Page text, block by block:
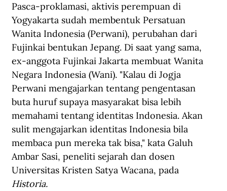
Pasca-proklamasi, aktivis perempuan di
Yogyakarta sudah membentuk Persatuan
Wanita Indonesia (Perwani), perubahan dari
Fujinkai bentukan Jepang. Di saat yang sama,
ex-anggota Fujinkai Jakarta membuat Wanita
Negara Indonesia (Wani). "Kalau di Jogja
Perwani mengajarkan tentang pengentasan
buta huruf supaya masyarakat bisa lebih
memahami tentang identitas Indonesia. Akan
sulit mengajarkan identitas Indonesia bila
membaca pun mereka tak bisa," kata Galuh
Ambar Sasi, peneliti sejarah dan dosen
Universitas Kristen Satya Wacana, pada
Historia.